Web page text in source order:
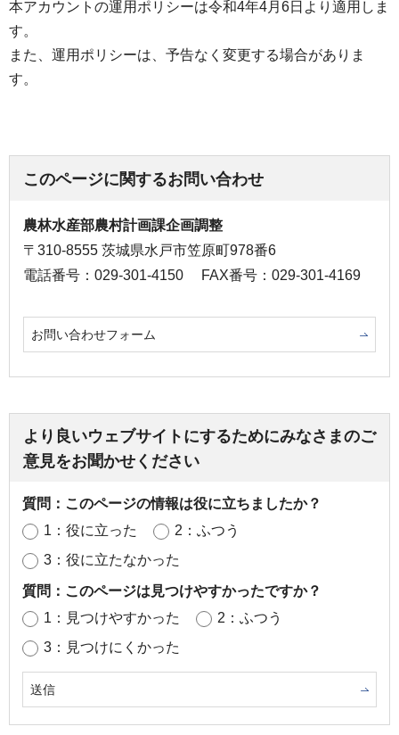
本アカウントの運用ポリシーは令和4年4月6日より適用しま
す。
また、運用ポリシーは、予告なく変更する場合がありま
す。
このページに関するお問い合わせ
農林水産部農村計画課企画調整
〒310-8555 茨城県水戸市笠原町978番6
電話番号：029-301-4150
FAX番号：029-301-4169
お問い合わせフォーム
より良いウェブサイトにするためにみなさまのご
意見をお聞かせください
質問：このページの情報は役に立ちましたか？
1：役に立った
2：ふつう
3：役に立たなかった
質問：このページは見つけやすかったですか？
1：見つけやすかった
2：ふつう
3：見つけにくかった